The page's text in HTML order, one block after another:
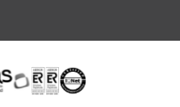
Certificaciones